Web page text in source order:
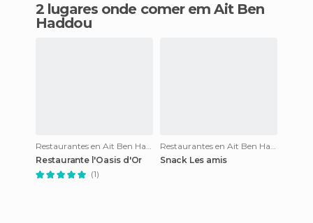
2 lugares onde comer em Ait Ben
Haddou
Restaurantes en Ait Ben Haddou
Restaurante l'Oasis d'Or
(1)
Restaurantes en Ait Ben Haddou
Snack Les amis